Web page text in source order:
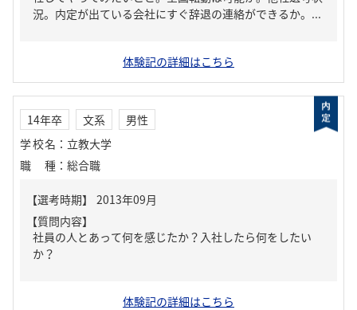
況。内定が出ている会社にすぐ辞退の連絡ができるか。...
体験記の詳細はこちら
14年卒 文系
男性
学校名 ： 立教大学
職種 ： 総合職
【質問内容】
社員の人とあって何を感じたか？入社したら何をしたい
か？
体験記の詳細はこちら